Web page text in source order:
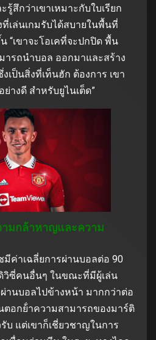
สึกว่าเขาเหมาะกับใบเรียก
ที่เล่นเกมรับได้สบายในพื้นที่
เขาจะโอเคที่จะปกปิด พื้น
ารถนําบอล ออกมาและสร้าง
เป็นสิ่งที่เท็นฮัก ต้องการ เขา
างดี สําหรับยูไนเต็ด”
มกล้าหาญและความ
มีค่าเฉลี่ยการผ่านบอลต่อ 90
วิซี่คนอื่นๆ ในขณะที่มีผู้เล่น
านบอลไปข้างหน้า มากกว่าต่อ
ตอกย้ําความสามารถของมาร์ติ
บ แต่เขาก็เชี่ยวชาญในการ